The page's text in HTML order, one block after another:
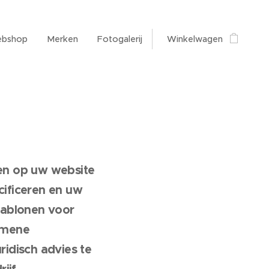
Merken Fotogalerij Winkelwagen
op uw website
en uw
voor
advies te